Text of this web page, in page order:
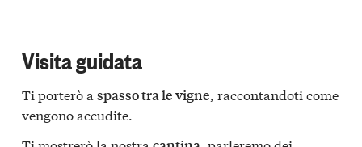
Visita guidata
Ti porterò a spasso tra le vigne, raccontandoti come
vengono accudite.